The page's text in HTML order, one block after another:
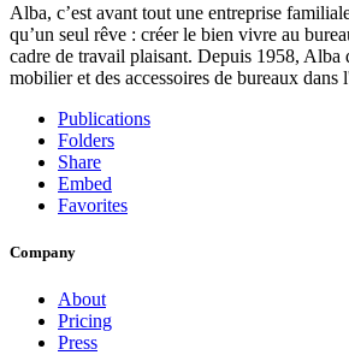
Alba, c’est avant tout une entreprise
qu’un seul rêve : créer le bien vivre au
cadre de travail plaisant. Depuis 1958, Alba
mobilier et des accessoires de bureaux dans
Publications
Folders
Share
Embed
Favorites
Company
About
Pricing
Press